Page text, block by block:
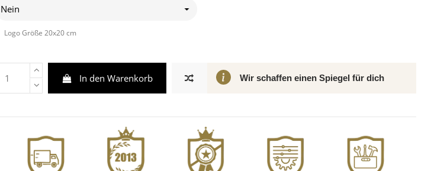
Nein
Logo Größe 20x20 cm
In den Warenkorb Wir schaffen einen Spiegel für dich